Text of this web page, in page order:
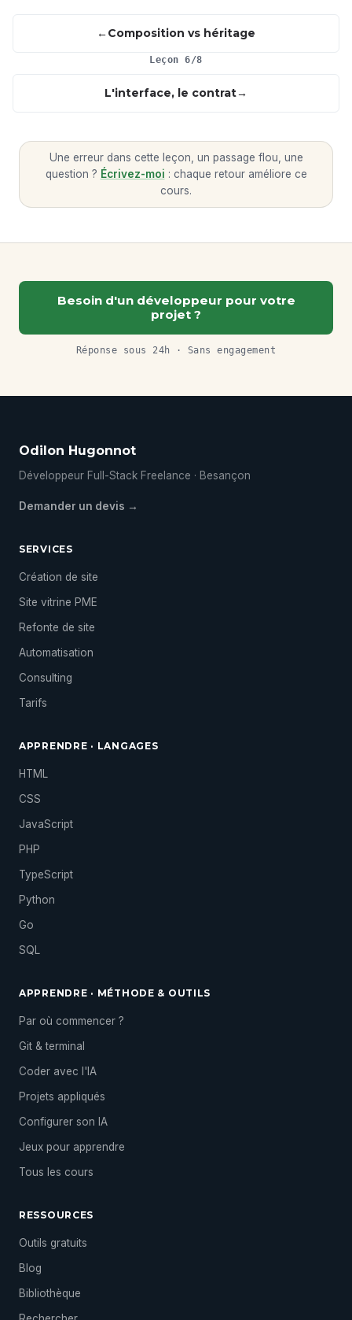
Composition vs héritage
Leçon 6/8
L'interface, le contrat
Une erreur dans cette leçon, un passage flou, une
question ? Écrivez-moi : chaque retour améliore ce
cours.
Besoin d'un développeur pour votre
projet ?
Réponse sous 24h · Sans engagement
Odilon Hugonnot
Développeur Full-Stack Freelance · Besançon
Demander un devis →
SERVICES
Création de site
Site vitrine PME
Refonte de site
Automatisation
Consulting
Tarifs
APPRENDRE · LANGAGES
HTML
CSS
JavaScript
PHP
TypeScript
Python
Go
SQL
APPRENDRE · MÉTHODE & OUTILS
Par où commencer ?
Git & terminal
Coder avec l'IA
Projets appliqués
Configurer son IA
Jeux pour apprendre
Tous les cours
RESSOURCES
Outils gratuits
Blog
Bibliothèque